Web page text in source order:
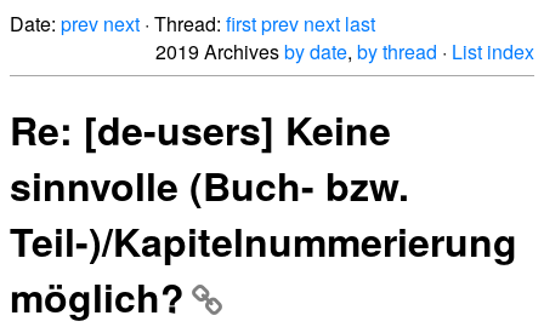
Date: prev next · Thread: firstprev next last
2019 Archivesby date, by thread · List index
Re: [de-users] Keine
sinnvolle (Buch- bzw.
Teil-)/Kapitelnummerierung
möglich?